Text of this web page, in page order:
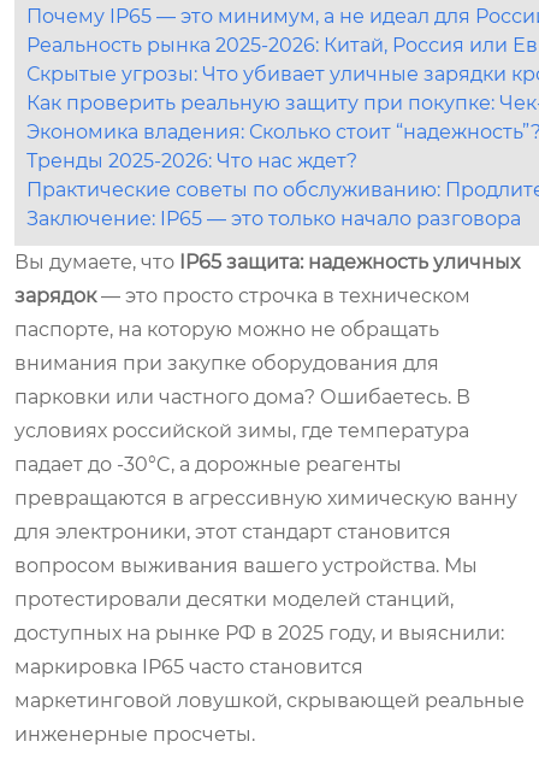
Почему IP65 — это минимум, а не идеал для
Реальность рынка 2025-2026: Китай, Россия или
Скрытые угрозы: Что убивает уличные зарядки
Как проверить реальную защиту при покупке:
Экономика владения: Сколько стоит
Тренды 2025-2026: Что нас ждет?
Практические советы по обслуживанию:
Заключение: IP65 — это только начало разговора
Вы думаете, что IP65 защита: надежность уличных
зарядок— это просто строчка в техническом
паспорте, на которую можно не обращать
внимания при закупке оборудования для
парковки или частного дома? Ошибаетесь. В
условиях российской зимы, где температура
падает до -30°C, а дорожные реагенты
превращаются в агрессивную химическую ванну
для электроники, этот стандарт становится
вопросом выживания вашего устройства. Мы
протестировали десятки моделей станций,
доступных на рынке РФ в 2025 году, и выяснили:
маркировка IP65 часто становится
маркетинговой ловушкой, скрывающей реальные
инженерные просчеты.